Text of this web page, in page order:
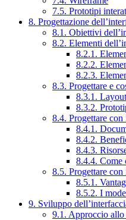
7.5. Prototipi
8. Progettazione
8.1. Obiettivi
8.2. Elementi
8.2.1.
8.2.2.
8.2.3.
8.3. Progettare e
8.3.1.
8.3.2.
8.4. Progettare
8.4.1.
8.4.2.
8.4.3.
8.4.4. Come
8.5. Progettare
8.5.1.
8.5.2. I
9. Sviluppo
9.1. Approccio